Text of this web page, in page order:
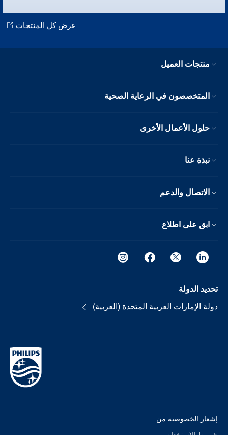
عرض كل المنتجات
منتجات العميل
المتخصصون في الرعاية الصحية
حلول الأعمال الأخرى
نبذة عنا
الاتصال والدعم
ابق على اطلاع
تحديد الدولة
دولة الإمارات العربية المتحدة (العربية)
إشعار الخصوصية من